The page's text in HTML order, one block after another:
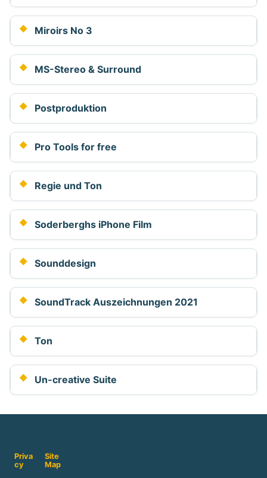
Miroirs No 3
MS-Stereo & Surround
Postproduktion
Pro Tools for free
Regie und Ton
Soderberghs iPhone Film
Sounddesign
SoundTrack Auszeichnungen 2021
Ton
Un-creative Suite
Priva
cy
Site
Map